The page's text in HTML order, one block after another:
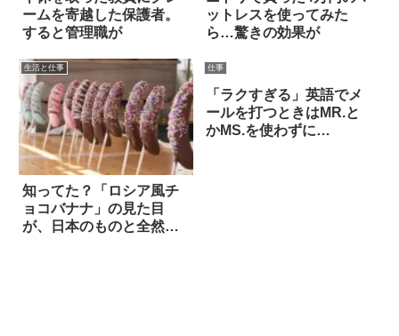
ームを寄越した保護者。
すると管理職が
ットレスを使ってみた
ら…驚きの効果が
生活と仕事
知ってた？「ロシア風チ
ョコバナナ」の見た目
が、日本のものと全然違
仕事
「ラクすぎる」英語でメ
ールを打つときはMR.と
かMS.を使わずに…